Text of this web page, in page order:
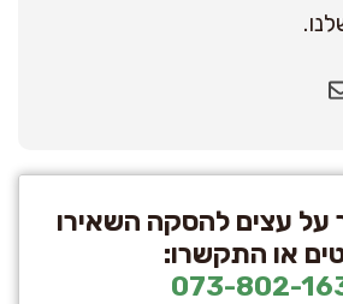
על עצים להסקה השאירו
או התקשרו:
073-802-